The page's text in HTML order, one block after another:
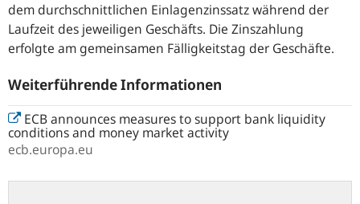
dem durchschnittlichen Einlagenzinssatz während der
Laufzeit des jeweiligen Geschäfts. Die Zinszahlung
erfolgte am gemeinsamen Fälligkeitstag der Geschäfte.
Weiterführende Informationen
ECB announces measures to support bank liquidity
conditions and money market activity
ecb.europa.eu